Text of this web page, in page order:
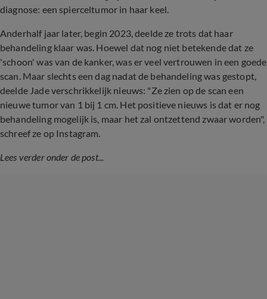
diagnose: een spierceltumor in haar keel.
Anderhalf jaar later, begin 2023, deelde ze trots dat haar
behandeling klaar was. Hoewel dat nog niet betekende dat ze
'schoon' was van de kanker, was er veel vertrouwen in een goede
scan. Maar slechts een dag nadat de behandeling was gestopt,
deelde Jade verschrikkelijk nieuws: "Ze zien op de scan een
nieuwe tumor van 1 bij 1 cm. Het positieve nieuws is dat er nog
behandeling mogelijk is, maar het zal ontzettend zwaar worden",
schreef ze op Instagram.
Lees verder onder de post...